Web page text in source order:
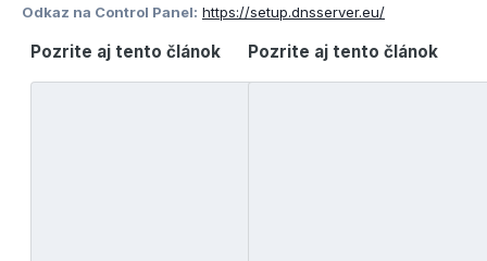
Odkaz na Control Panel: https://setup.dnsserver.eu/
Pozrite aj tento článok Pozrite aj tento článok